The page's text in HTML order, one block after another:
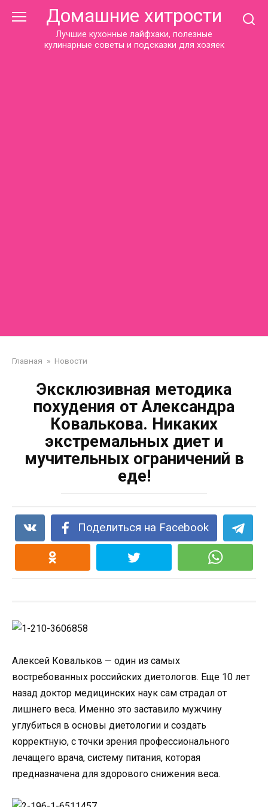
Домашние хитрости
Лучшие кухонные лайфхаки, полезные
кулинарные советы и подсказки для хозяек
Главная » Новости
Эксклюзивная методика
похудения от Александра
Ковалькова. Никаких
экстремальных диет и
мучительных ограничений в
еде!
Поделиться на Facebook
Алексей Ковальков — один из самых
востребованных российских диетологов. Еще 10 лет
назад доктор медицинских наук сам страдал от
лишнего веса. Именно это заставило мужчину
углубиться в основы диетологии и создать
корректную, с точки зрения профессионального
лечащего врача, систему питания, которая
предназначена для здорового снижения веса.